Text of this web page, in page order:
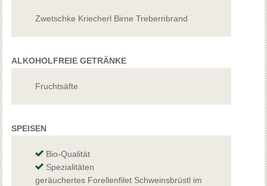
Zwetschke Kriecherl Birne Trebernbrand
ALKOHOLFREIE GETRÄNKE
Fruchtsäfte
SPEISEN
Bio-Qualität
Spezialitäten
geräuchertes Forellenfilet Schweinsbrüstl im